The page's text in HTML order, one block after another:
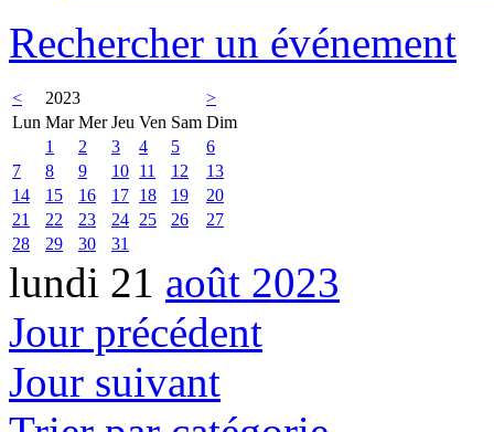
Rechercher un événement
< 2023
>
Lun Mar Mer Jeu Ven Sam Dim
1
2 3 4 5
6
7
8 9 10 11 12
13
14
15 16 17 18 19
20
21
22 23 24 25 26
27
28
29 30 31
lundi 21 août 2023
Jour précédent
Jour suivant